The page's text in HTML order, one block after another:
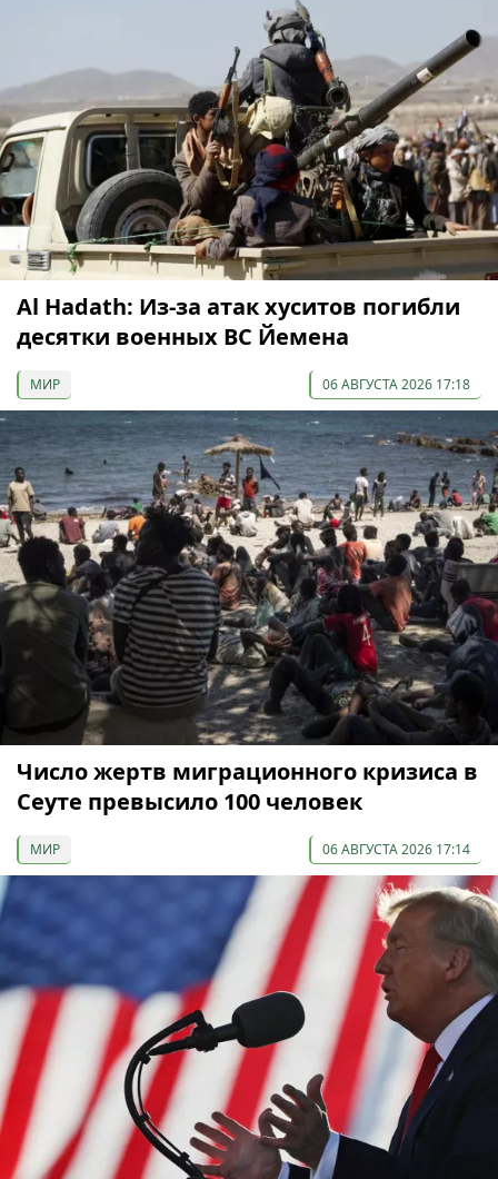
Al Hadath: Из-за атак хуситов погибли
десятки военных ВС Йемена
МИР 06 АВГУСТА 2026 17:18
Число жертв миграционного кризиса в
Сеуте превысило 100 человек
МИР 06 АВГУСТА 2026 17:14